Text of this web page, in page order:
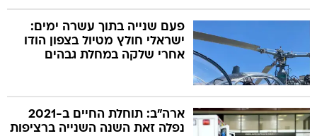
פעם שנייה בתוך עשרה ימים:
ישראלי חולץ מטיול בצפון הודו
אחרי שלקה במחלת גבהים
ארה"ב: תוחלת החיים ב-2021
נפלה זאת השנה השנייה ברציפות